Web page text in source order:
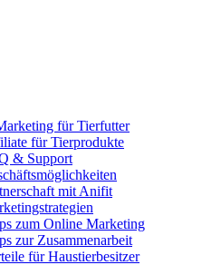
für Tierfutter
für Tierprodukte
& Support
mit Anifit
zum Online Marketing
zur Zusammenarbeit
für Haustierbesitzer